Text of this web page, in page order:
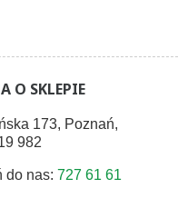
O SKLEPIE
173, Poznań,
982
do nas: 727 61 61